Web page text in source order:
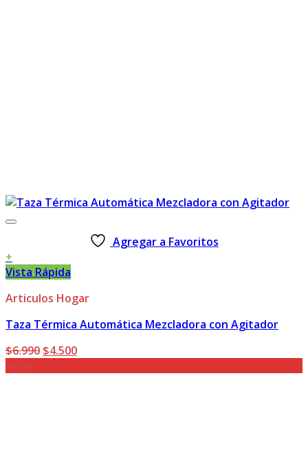
Agregar a Favoritos
+
Vista Rápida
Articulos Hogar
Taza Térmica Automática Mezcladora con Agitador
$6.990 El
$4.500El